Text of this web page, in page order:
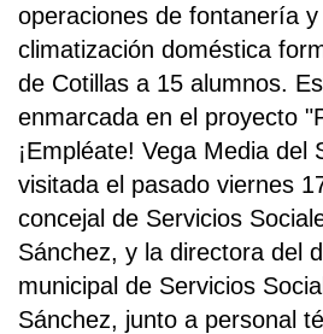
operaciones de fontanería
climatización doméstica
de Cotillas a 15 alumnos.
enmarcada en el proyecto
¡Empléate! Vega Media del
visitada el pasado viernes
concejal de Servicios
Sánchez, y la directora del
municipal de Servicios
Sánchez, junto a personal